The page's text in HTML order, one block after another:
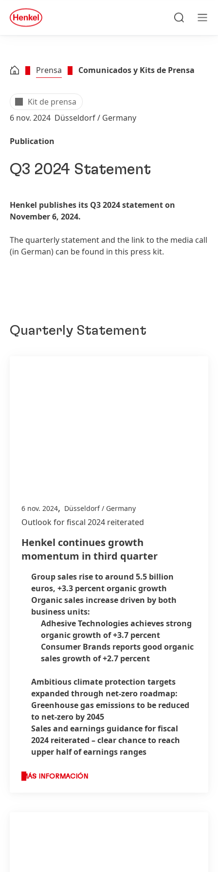
Skip to main content
Skip to footer
quick
search
Prensa Comunicados y Kits de Prensa
Kit de prensa
6 nov. 2024 Düsseldorf / Germany
Publication
Q3 2024 Statement
Henkel publishes its Q3 2024 statement on
November 6, 2024.
The quarterly statement and the link to the media call
(in German) can be found in this press kit.
Quarterly Statement
6 nov. 2024, Düsseldorf / Germany
Outlook for fiscal 2024 reiterated
Henkel continues growth
momentum in third quarter
Group sales rise to around 5.5 billion
euros, +3.3 percent organic growth
Organic sales increase driven by both
business units:
Adhesive Technologies achieves strong
organic growth of +3.7 percent
Consumer Brands reports good organic
sales growth of +2.7 percent
Ambitious climate protection targets
expanded through net-zero roadmap:
Greenhouse gas emissions to be reduced
to net-zero by 2045
Sales and earnings guidance for fiscal
2024 reiterated – clear chance to reach
upper half of earnings ranges
MÁS INFORMACIÓN